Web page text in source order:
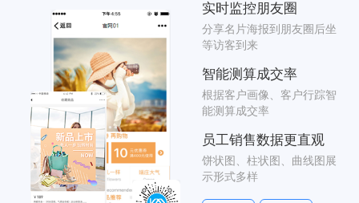
实时监控朋友圈
分享名片海报到朋友圈后坐
等访客到来
智能测算成交率
根据客户画像、客户行踪智
能测算成交率
员工销售数据更直观
饼状图、柱状图、曲线图展
示形式多样